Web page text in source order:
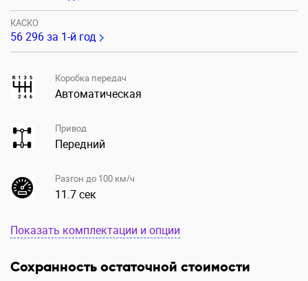
КАСКО
56 296за 1-й год
Коробка передач
Автоматическая
Привод
Передний
Разгон до 100 км/ч
11.7 сек
Показать комплектации и опции
Сохранность остаточной стоимости